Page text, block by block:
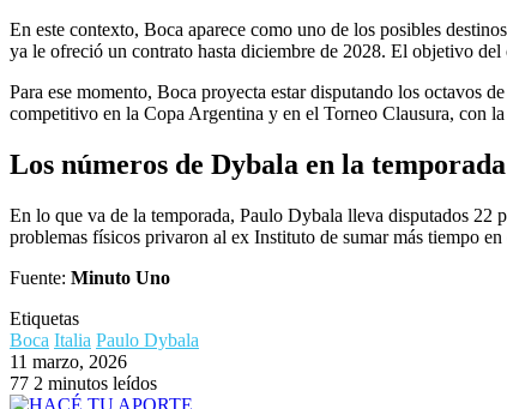
En este contexto, Boca aparece como uno de los posibles
ya le ofreció un contrato hasta diciembre de 2028. El objetivo del
Para ese momento, Boca proyecta estar disputando los octavos
competitivo en la Copa Argentina y en el Torneo Clausura, con
Los números de Dybala en la
En lo que va de la temporada, Paulo Dybala lleva disputados 22
problemas físicos privaron al ex Instituto de sumar más tiempo en
Fuente: Minuto Uno
Etiquetas
Boca Italia Paulo Dybala
11 marzo, 2026
77 2 minutos leídos